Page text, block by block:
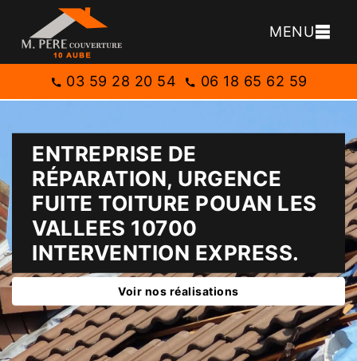
MENU
03 59 28 20 54 06 18 65 62 59
ENTREPRISE DE
RÉPARATION, URGENCE
FUITE TOITURE POUAN LES
VALLEES 10700
INTERVENTION EXPRESS.
Voir nos réalisations